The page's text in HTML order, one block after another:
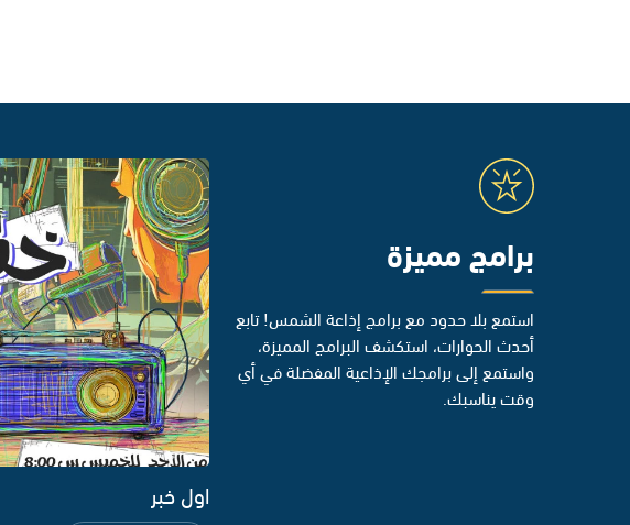
برامج مميزة
استمع بلا حدود مع برامج إذاعة الشمس! تابع
أحدث الحوارات، استكشف البرامج المميزة،
واستمع إلى برامجك الإذاعية المفضلة في أي
وقت يناسبك.
اول خبر